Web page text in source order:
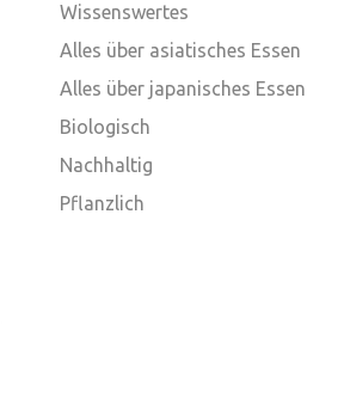
Wissenswertes
Alles über asiatisches Essen
Alles über japanisches Essen
Biologisch
Nachhaltig
Pflanzlich